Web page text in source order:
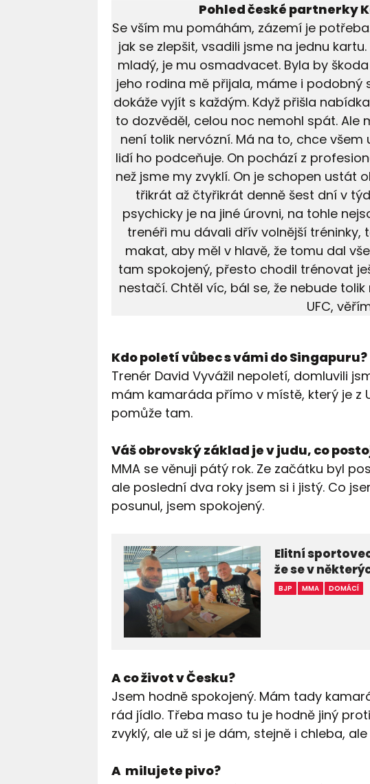
Pohled české partnerky
Se vším mu pomáhám, zázemí je
jak se zlepšit, vsadili jsme na jednu
mladý, je mu osmadvacet. Byla by
jeho rodina mě přijala, máme i podobný
dokáže vyjít s každým. Když přišla
to dozvěděl, celou noc nemohl spát. Ale
není tolik nervózní. Má na to, chce
lidí ho podceňuje. On pochází z
než jsme my zvyklí. On je schopen ustát
třikrát až čtyřikrát denně šest dní v
psychicky je na jiné úrovni, na tohle
trenéři mu dávali dřív volnější
makat, aby měl v hlavě, že tomu dal
tam spokojený, přesto chodil trénovat
nestačí. Chtěl víc, bál se, že nebude
UFC,
Kdo poletí vůbec s vámi do Singapuru?
Trenér David Vyvážil nepoletí, domluvili
mám kamaráda přímo v místě, který je z
pomůže tam.
Váš obrovský základ je v judu, co
MMA se věnuji pátý rok. Ze začátku byl
ale poslední dva roky jsem si i jistý. Co
posunul, jsem spokojený.
Elitní
že se v
BJP MMA DOMÁCÍ
A co život v Česku?
Jsem hodně spokojený. Mám tady
rád jídlo. Třeba maso tu je hodně jiný
zvyklý, ale už si je dám, stejně i chleba,
A milujete pivo?